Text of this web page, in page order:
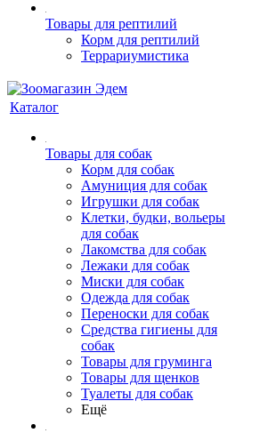
Товары для рептилий
Корм для рептилий
Террариумистика
Каталог
Товары для собак
Корм для собак
Амуниция для собак
Игрушки для собак
Клетки, будки, вольеры
для собак
Лакомства для собак
Лежаки для собак
Миски для собак
Одежда для собак
Переноски для собак
Средства гигиены для
собак
Товары для груминга
Товары для щенков
Туалеты для собак
Ещё